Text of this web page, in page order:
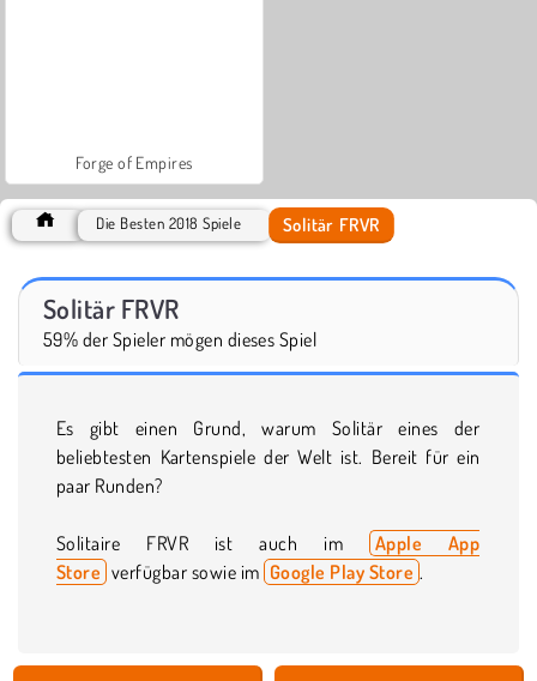
Forge of Empires
Die Besten 2018 Spiele Solitär FRVR
Solitär FRVR
59% der Spieler mögen dieses Spiel
Es gibt einen Grund, warum Solitär eines der
beliebtesten Kartenspiele der Welt ist. Bereit für ein
paar Runden?
Solitaire FRVR ist auch im
Apple App
Store verfügbar sowie im Google Play Store .